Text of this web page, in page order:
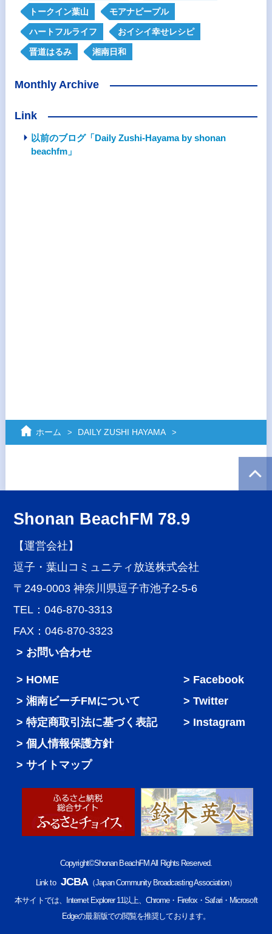
トークイン葉山 モアナピープル
ハートフルライフ おイシイ幸せレシピ
晋道はるみ 湘南日和
Monthly Archive
Link
以前のブログ「Daily Zushi-Hayama by shonan
beachfm」
ホーム DAILY ZUSHI HAYAMA
Shonan BeachFM 78.9
【運営会社】
逗子・葉山コミュニティ放送株式会社
〒249-0003 神奈川県逗子市池子2-5-6
TEL：046-870-3313
FAX：046-870-3323
> お問い合わせ
HOME
湘南ビーチFMについて
特定商取引法に基づく表記
個人情報保護方針
サイトマップ
Facebook
Twitter
Instagram
Copyright©Shonan BeachFM All Rights Reserved.
Link to JCBA（Japan Community Broadcasting Association）
本サイトでは、Internet Explorer 11以上、Chrome・Firefox・Safari・Microsoft
Edgeの最新版での閲覧を推奨しております。